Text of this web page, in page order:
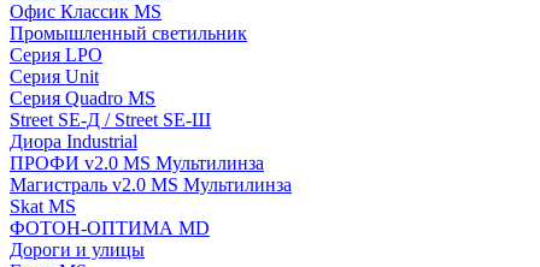
Офис Классик MS
Промышленный светильник
Серия LPO
Серия Unit
Серия Quadro MS
Street SE-Д / Street SE-Ш
Диора Industrial
ПРОФИ v2.0 MS Мультилинза
Магистраль v2.0 MS Мультилинза
Skat MS
ФОТОН-ОПТИМА MD
Дороги и улицы